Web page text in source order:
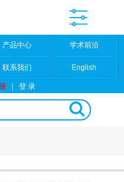
产品中心 学术前沿
联系我们 English
|登 录